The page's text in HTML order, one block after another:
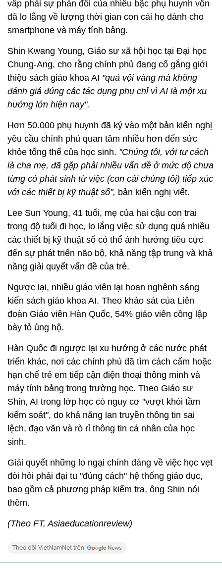
vấp phải sự phản đối của nhiều bậc phụ huynh vốn
đã lo lắng về lượng thời gian con cái họ dành cho
smartphone và máy tính bảng.
Shin Kwang Young, Giáo sư xã hội học tại Đại học
Chung-Ang, cho rằng chính phủ đang cố gắng giới
thiệu sách giáo khoa AI "quá vội vàng mà không
đánh giá đúng các tác dụng phụ chỉ vì AI là một xu
hướng lớn hiện nay".
Hơn 50.000 phụ huynh đã ký vào một bản kiến nghị
yêu cầu chính phủ quan tâm nhiều hơn đến sức
khỏe tổng thể của học sinh. "Chúng tôi, với tư cách
là cha mẹ, đã gặp phải nhiều vấn đề ở mức độ chưa
từng có phát sinh từ việc (con cái chúng tôi) tiếp xúc
với các thiết bị kỹ thuật số", bản kiến nghị viết.
Lee Sun Young, 41 tuổi, mẹ của hai cậu con trai
trong độ tuổi đi học, lo lắng việc sử dụng quá nhiều
các thiết bị kỹ thuật số có thể ảnh hưởng tiêu cực
đến sự phát triển não bộ, khả năng tập trung và khả
năng giải quyết vấn đề của trẻ.
Ngược lại, nhiều giáo viên lại hoan nghênh sáng
kiến sách giáo khoa AI. Theo khảo sát của Liên
đoàn Giáo viên Hàn Quốc, 54% giáo viên công lập
bày tỏ ủng hộ.
Hàn Quốc đi ngược lại xu hướng ở các nước phát
triển khác, nơi các chính phủ đã tìm cách cấm hoặc
hạn chế trẻ em tiếp cận điện thoại thông minh và
máy tính bảng trong trường học. Theo Giáo sư
Shin, AI trong lớp học có nguy cơ "vượt khỏi tầm
kiểm soát", do khả năng lan truyền thông tin sai
lệch, đạo văn và rò rỉ thông tin cá nhân của học
sinh.
Giải quyết những lo ngại chính đáng về việc học vẹt
đòi hỏi phải đại tu "đúng cách" hệ thống giáo dục,
bao gồm cả phương pháp kiểm tra, ông Shin nói
thêm.
(Theo FT, Asiaeducationreview)